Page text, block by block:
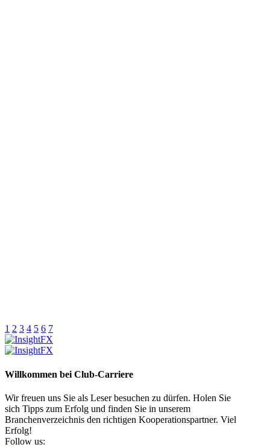
1 2 3 4 5 6 7
Willkommen bei Club-Carriere
Wir freuen uns Sie als Leser besuchen zu dürfen. Holen Sie
sich Tipps zum Erfolg und finden Sie in unserem
Branchenverzeichnis den richtigen Kooperationspartner. Viel
Erfolg!
Follow us: